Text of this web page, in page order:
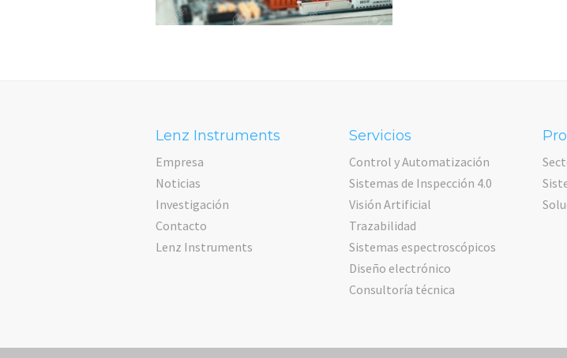
Lenz Instruments
Empresa
Noticias
Investigación
Contacto
Lenz Instruments
Servicios
Control y Automatización
Sistemas de Inspección 4.0
Visión Artificial
Trazabilidad
Sistemas espectroscópicos
Diseño electrónico
Consultoría técnica